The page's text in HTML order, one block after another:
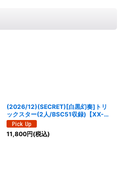
(2026/12)(SECRET)[白黒幻奏]トリ
ックスター(2人/BSC51収録)【XX-
SEC】{BSC40-XX01}《黄》
11,800円(税込)